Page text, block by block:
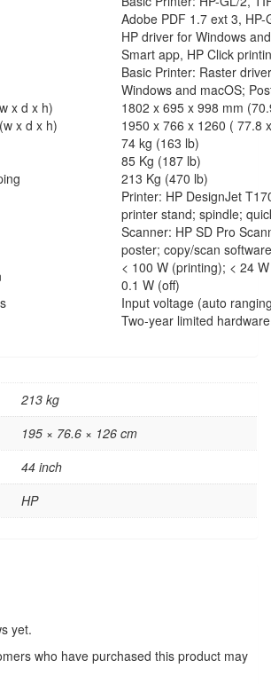
Adobe PDF 1.7 ext 3, HP-
HP driver for Windows
Smart app, HP Click
Basic Printer: Raster
Windows and macOS;
x d x h)
1802 x 695 x 998 mm
x d x h)
1950 x 766 x 1260 ( 77.8
74 kg (163 lb)
85 Kg (187 lb)
213 Kg (470 lb)
Printer: HP DesignJet
printer stand; spindle;
Scanner: HP SD Pro
poster; copy/scan
< 100 W (printing); < 24
0.1 W (off)
Input voltage (auto
Two-year limited
213 kg
195 × 76.6 × 126 cm
44 inch
HP
yet.
who have purchased this product may